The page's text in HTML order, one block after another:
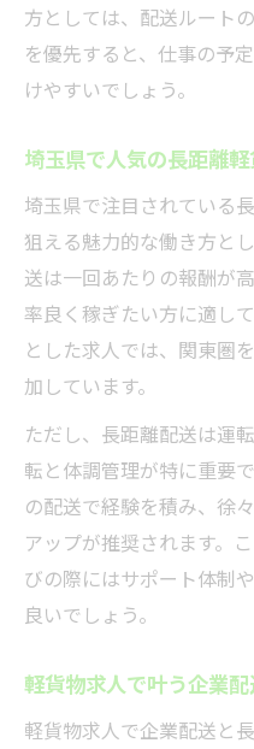
方としては、配送ルート
を優先すると、仕事の予
けやすいでしょう。
埼玉県で人気の長距離
埼玉県で注目されている
狙える魅力的な働き方と
送は一回あたりの報酬が
率良く稼ぎたい方に適し
とした求人では、関東圏
加しています。
ただし、長距離配送は運
転と体調管理が特に重要
の配送で経験を積み、徐
アップが推奨されます。
びの際にはサポート体制
良いでしょう。
軽貨物求人で叶う企業
軽貨物求人で企業配送と